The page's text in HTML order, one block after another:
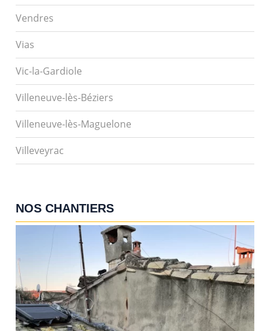
Vendres
Vias
Vic-la-Gardiole
Villeneuve-lès-Béziers
Villeneuve-lès-Maguelone
Villeveyrac
NOS CHANTIERS